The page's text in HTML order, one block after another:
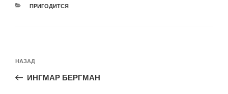
РУБРИКИ
ПРИГОДИТСЯ
по
записям
Предыдущая
запись:
НАЗАД
ИНГМАР БЕРГМАН